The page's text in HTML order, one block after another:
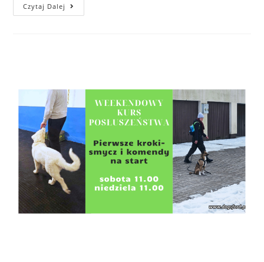
Czytaj Dalej Kwietniowe
Spacery